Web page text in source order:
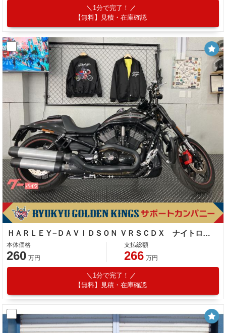
1分で完了！
【無料】見積・在庫確認
ＨＡＲＬＥＹ−ＤＡＶＩＤＳＯＮ ＶＲＳＣＤＸ ナイトロッドスペシャル 水冷エンジン
本体価格
260 万円
支払総額
266 万円
1分で完了！
【無料】見積・在庫確認